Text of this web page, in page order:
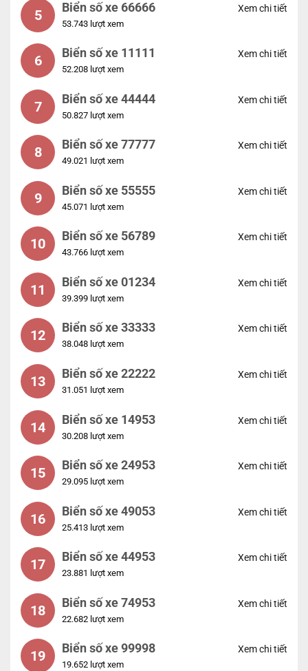
5 Biển số xe 66666
53.743 lượt xem
Xem chi tiết
6 Biển số xe 11111
52.208 lượt xem
Xem chi tiết
7 Biển số xe 44444
50.827 lượt xem
Xem chi tiết
8 Biển số xe 77777
49.021 lượt xem
Xem chi tiết
9 Biển số xe 55555
45.071 lượt xem
Xem chi tiết
10 Biển số xe 56789
43.766 lượt xem
Xem chi tiết
11 Biển số xe 01234
39.399 lượt xem
Xem chi tiết
12 Biển số xe 33333
38.048 lượt xem
Xem chi tiết
13 Biển số xe 22222
31.051 lượt xem
Xem chi tiết
14 Biển số xe 14953
30.208 lượt xem
Xem chi tiết
15 Biển số xe 24953
29.095 lượt xem
Xem chi tiết
16 Biển số xe 49053
25.413 lượt xem
Xem chi tiết
17 Biển số xe 44953
23.881 lượt xem
Xem chi tiết
18 Biển số xe 74953
22.682 lượt xem
Xem chi tiết
19 Biển số xe 99998
19.652 lượt xem
Xem chi tiết